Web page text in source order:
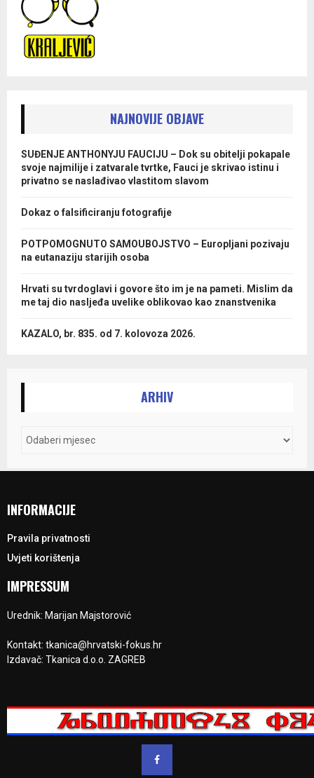
NAJNOVIJE OBJAVE
SUĐENJE ANTHONYJU FAUCIJU – Dok su obitelji pokapale
svoje najmilije i zatvarale tvrtke, Fauci je skrivao istinu i
privatno se naslađivao vlastitom slavom
Dokaz o falsificiranju fotografije
POTPOMOGNUTO SAMOUBOJSTVO – Europljani pozivaju
na eutanaziju starijih osoba
Hrvati su tvrdoglavi i govore što im je na pameti. Mislim da
me taj dio nasljeđa uvelike oblikovao kao znanstvenika
KAZALO, br. 835. od 7. kolovoza 2026.
ARHIV
INFORMACIJE
Pravila privatnosti
Uvjeti korištenja
IMPRESSUM
Urednik: Marijan Majstorović
Kontakt: tkanica@hrvatski-fokus.hr
Izdavač: Tkanica d.o.o. ZAGREB